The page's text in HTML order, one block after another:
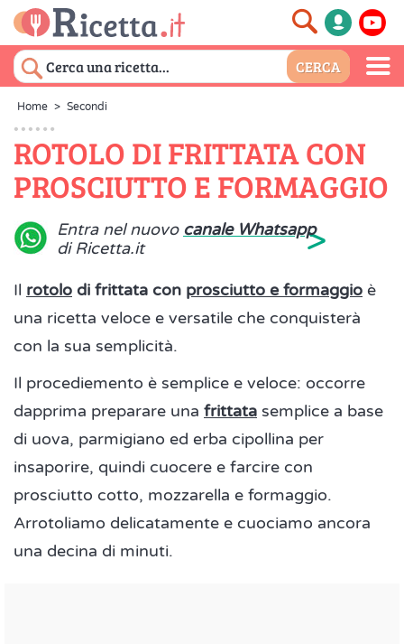
Home > Secondi
ROTOLO DI FRITTATA CON
PROSCIUTTO E FORMAGGIO
Entra nel nuovo canale Whatsapp
di Ricetta.it
>
Il rotolo di frittata con prosciutto e formaggio è
una ricetta veloce e versatile che conquisterà
con la sua semplicità.
Il procediemento è semplice e veloce: occorre
dapprima preparare una frittata semplice a base
di uova, parmigiano ed erba cipollina per
insaporire, quindi cuocere e farcire con
prosciutto cotto, mozzarella e formaggio.
Arrotoliamo delicatamente e cuociamo ancora
una decina di minuti.